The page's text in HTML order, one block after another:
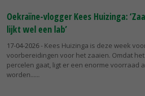
Oekraïne-vlogger Kees Huizinga:
lijkt wel een lab’
17-04-2026- Kees Huizinga is deze week
voorbereidingen voor het zaaien. Omdat
percelen gaat, ligt er een enorme voorraad
worden...